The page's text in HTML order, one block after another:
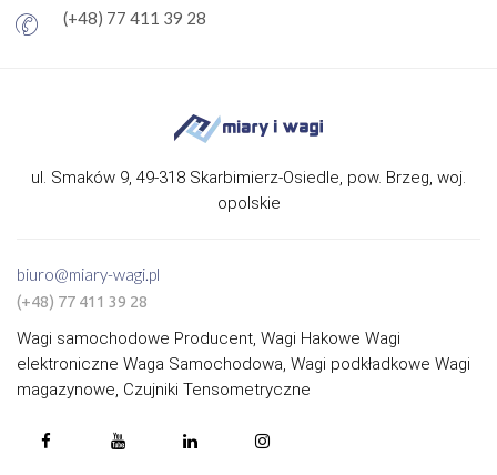
(+48) 77 411 39 28
ul. Smaków 9, 49-318 Skarbimierz-Osiedle, pow. Brzeg, woj.
opolskie
biuro@miary-wagi.pl
(+48) 77 411 39 28
Wagi samochodowe Producent, Wagi Hakowe Wagi
elektroniczne Waga Samochodowa, Wagi podkładkowe Wagi
magazynowe, Czujniki Tensometryczne